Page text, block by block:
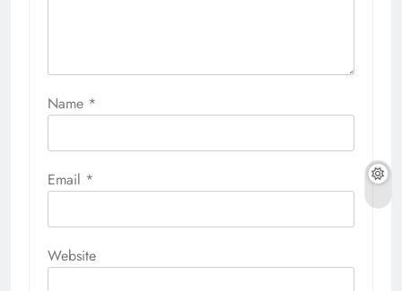
Name *
Email *
Website